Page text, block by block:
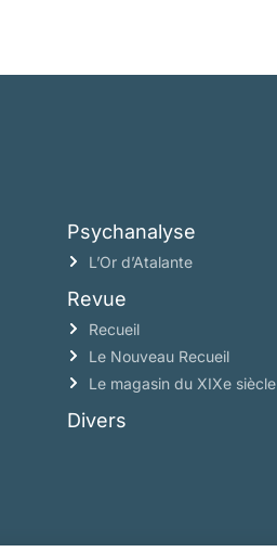
Psychanalyse
L’Or d’Atalante
Revue
Recueil
Le Nouveau Recueil
Le magasin du XIXe siècle
Divers